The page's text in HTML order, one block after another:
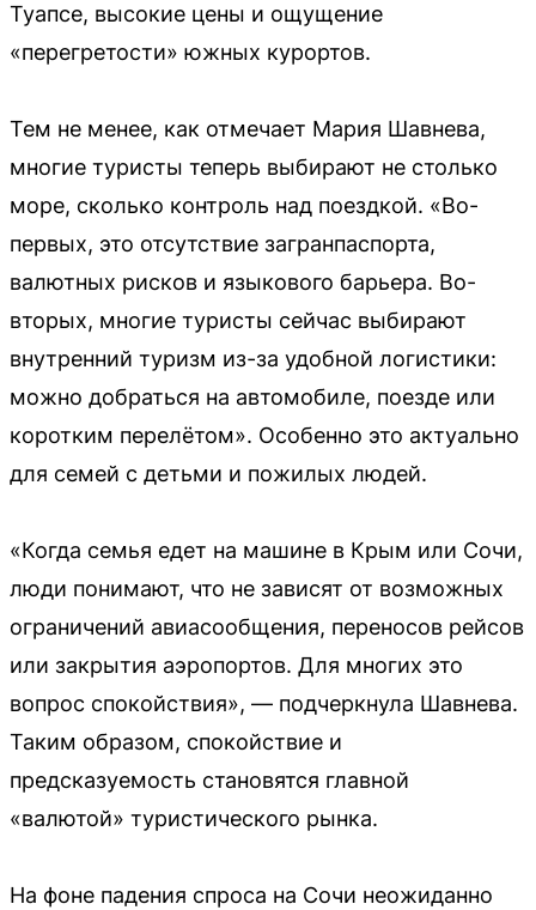
Туапсе, высокие цены и ощущение
«перегретости» южных курортов.
Тем не менее, как отмечает Мария Шавнева,
многие туристы теперь выбирают не столько
море, сколько контроль над поездкой. «Во-
первых, это отсутствие загранпаспорта,
валютных рисков и языкового барьера. Во-
вторых, многие туристы сейчас выбирают
внутренний туризм из-за удобной логистики:
можно добраться на автомобиле, поезде или
коротким перелётом». Особенно это актуально
для семей с детьми и пожилых людей.
«Когда семья едет на машине в Крым или Сочи,
люди понимают, что не зависят от возможных
ограничений авиасообщения, переносов рейсов
или закрытия аэропортов. Для многих это
вопрос спокойствия», — подчеркнула Шавнева.
Таким образом, спокойствие и
предсказуемость становятся главной
«валютой» туристического рынка.
На фоне падения спроса на Сочи неожиданно